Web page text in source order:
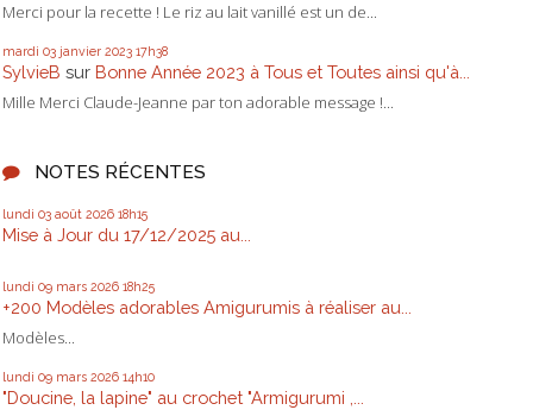
Merci pour la recette ! Le riz au lait vanillé est un de...
mardi 03 janvier 2023 17h38
SylvieB sur Bonne Année 2023 à Tous et Toutes ainsi qu'à...
Mille Merci Claude-Jeanne par ton adorable message !...
NOTES RÉCENTES
lundi 03 août 2026 18h15
Mise à Jour du 17/12/2025 au...
lundi 09 mars 2026 18h25
+200 Modèles adorables Amigurumis à réaliser au...
Modèles...
lundi 09 mars 2026 14h10
"Doucine, la lapine" au crochet "Armigurumi ,...